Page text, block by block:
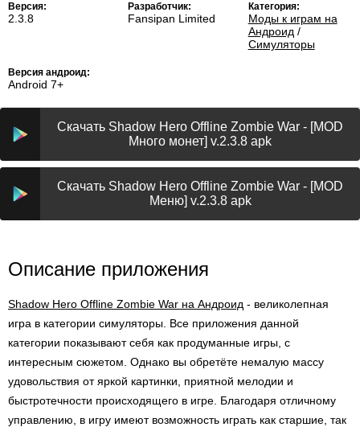
Версия:
2.3.8
Разработчик:
Fansipan Limited
Категория:
Моды к играм на
Андроид /
Симуляторы
Версия андроид:
Android 7+
Скачать Shadow Hero Offline Zombie War - [MOD
Много монет] v.2.3.8 apk
Скачать Shadow Hero Offline Zombie War - [MOD
Меню] v.2.3.8 apk
Описание приложения
Shadow Hero Offline Zombie War на Андроид - великолепная
игра в категории симуляторы. Все приложения данной
категории показывают себя как продуманные игры, с
интересным сюжетом. Однако вы обретёте немалую массу
удовольствия от яркой картинки, приятной мелодии и
быстротечности происходящего в игре. Благодаря отличному
управлению, в игру имеют возможность играть как старшие, так